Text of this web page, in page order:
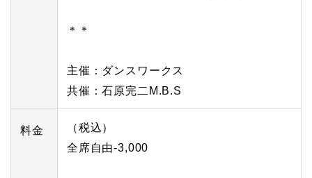
＊＊
主催：ダンスワークス
共催：石原完二M.B.S
料金
（税込）
全席自由-3,000